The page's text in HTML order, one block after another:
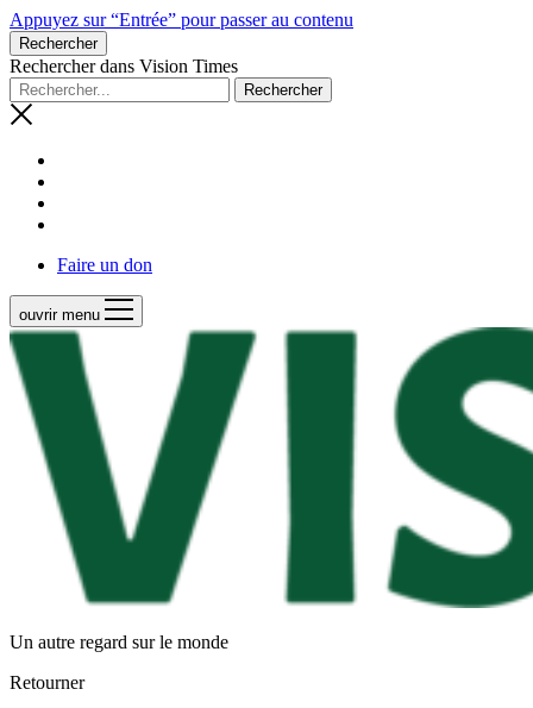
Appuyez sur “Entrée” pour passer au contenu
Rechercher
Rechercher dans Vision Times
Faire un don
ouvrir menu
Un autre regard sur le monde
Retourner